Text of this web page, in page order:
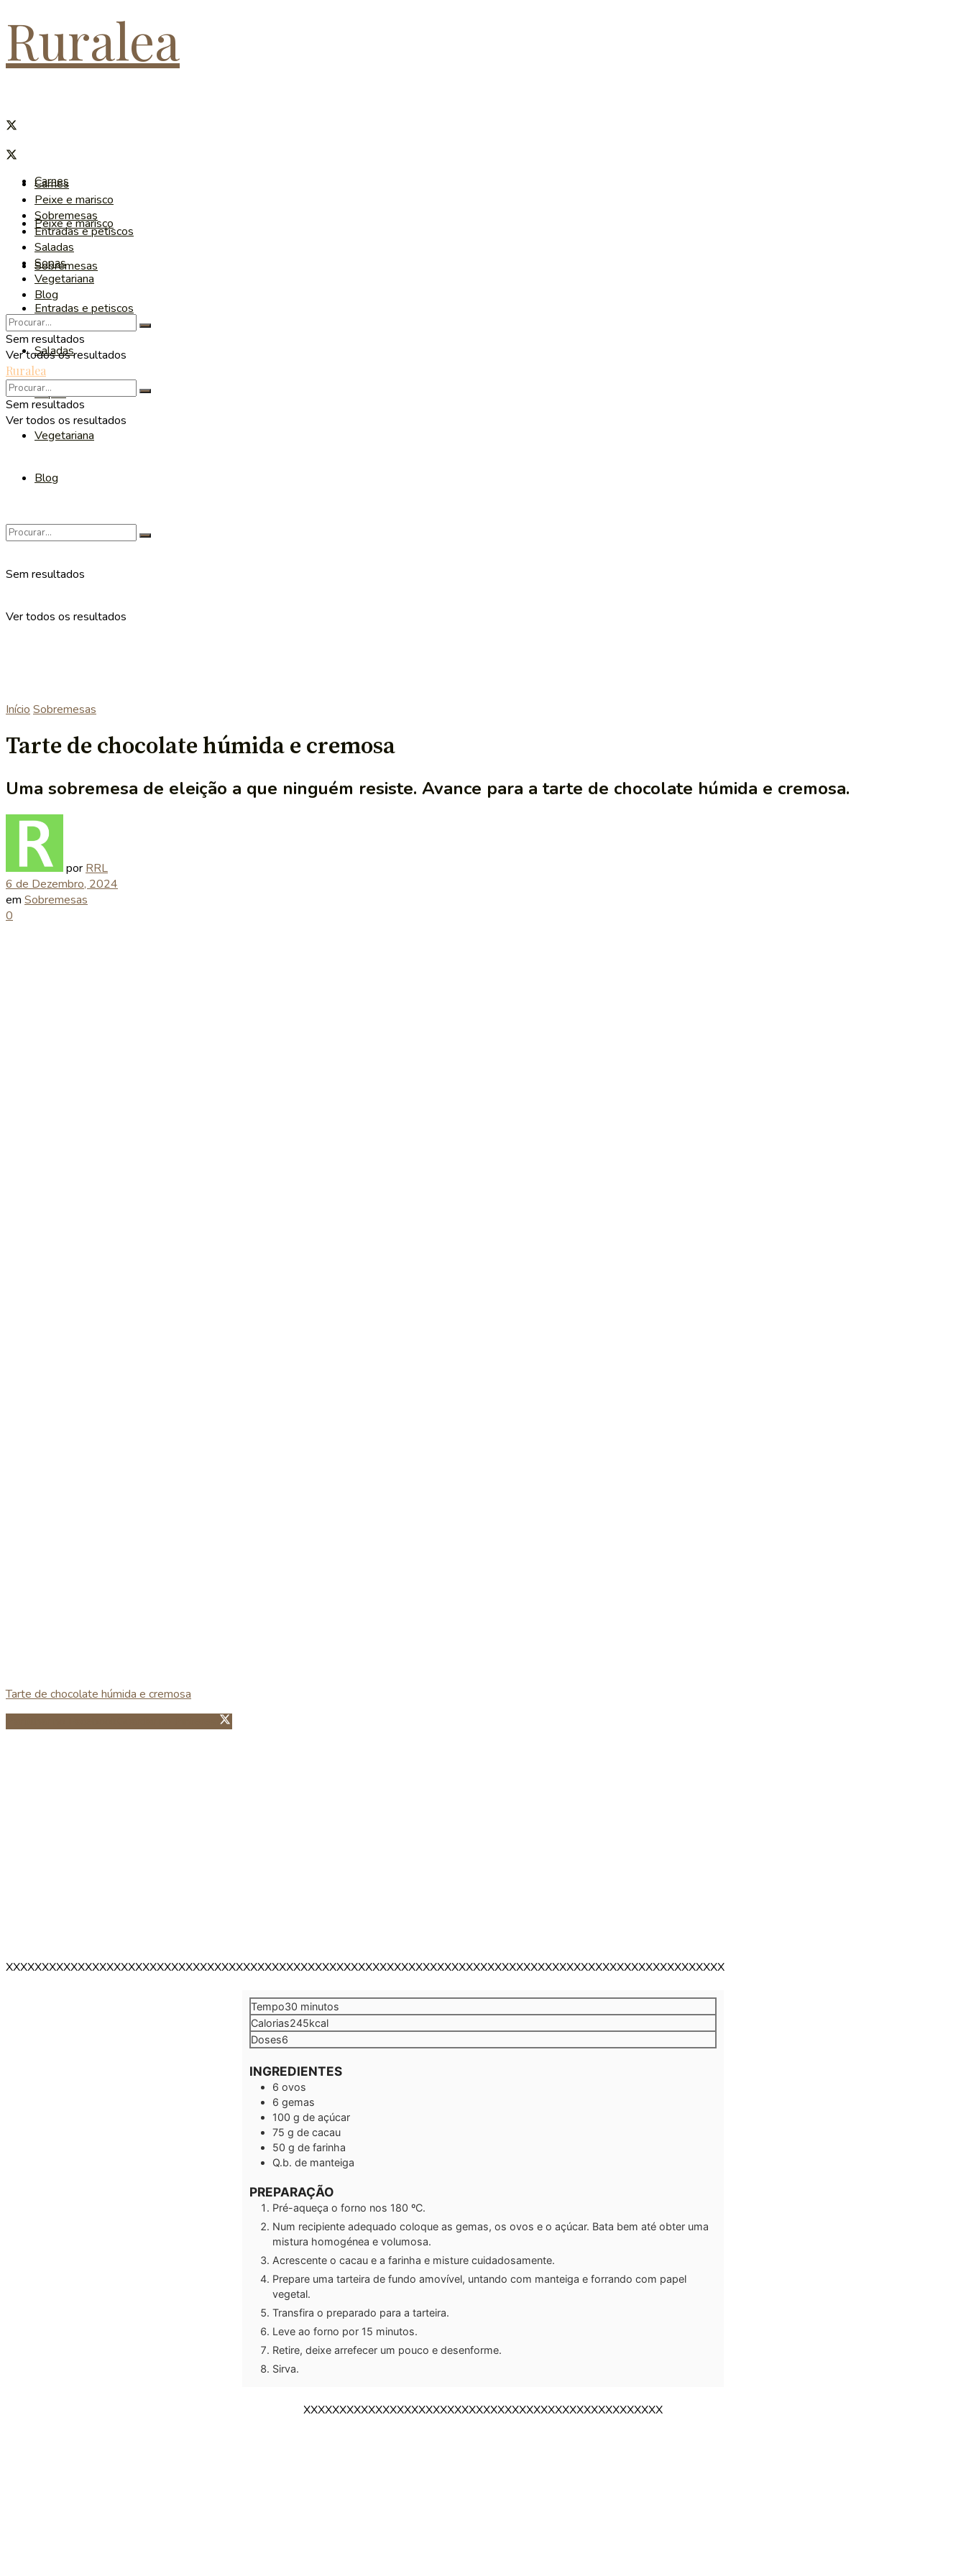
Ruralea
Carnes
Peixe e marisco
Sobremesas
Entradas e petiscos
Saladas
Sopas
Vegetariana
Blog
Sem resultados
Ver todos os resultados
Carnes
Peixe e marisco
Sobremesas
Entradas e petiscos
Saladas
Sopas
Vegetariana
Blog
Sem resultados
Ver todos os resultados
Ruralea
Sem resultados
Ver todos os resultados
Início Sobremesas
Tarte de chocolate húmida e cremosa
Uma sobremesa de eleição a que ninguém resiste. Avance para a tarte de chocolate húmida e cremosa.
por RRL
6 de Dezembro, 2024
em Sobremesas
0
Tarte de chocolate húmida e cremosa
Guardar no Pinterest
XXXXXXXXXXXXXXXXXXXXXXXXXXXXXXXXXXXXXXXXXXXXXXXXXXXXXXXXXXXXXXXXXXXXXXXXXXXXXXXXXXXXXXXXXXXXXXXXXXXX
Tempo30 minutos
minutos
Calorias245kcal
Doses6
INGREDIENTES
6 ovos
6 gemas
100 g de açúcar
75 g de cacau
50 g de farinha
Q.b. de manteiga
PREPARAÇÃO
Pré-aqueça o forno nos 180 ºC.
Num recipiente adequado coloque as gemas, os ovos e o açúcar. Bata bem até obter uma
mistura homogénea e volumosa.
Acrescente o cacau e a farinha e misture cuidadosamente.
Prepare uma tarteira de fundo amovível, untando com manteiga e forrando com papel
vegetal.
Transfira o preparado para a tarteira.
Leve ao forno por 15 minutos.
Retire, deixe arrefecer um pouco e desenforme.
Sirva.
XXXXXXXXXXXXXXXXXXXXXXXXXXXXXXXXXXXXXXXXXXXXXXXXXX